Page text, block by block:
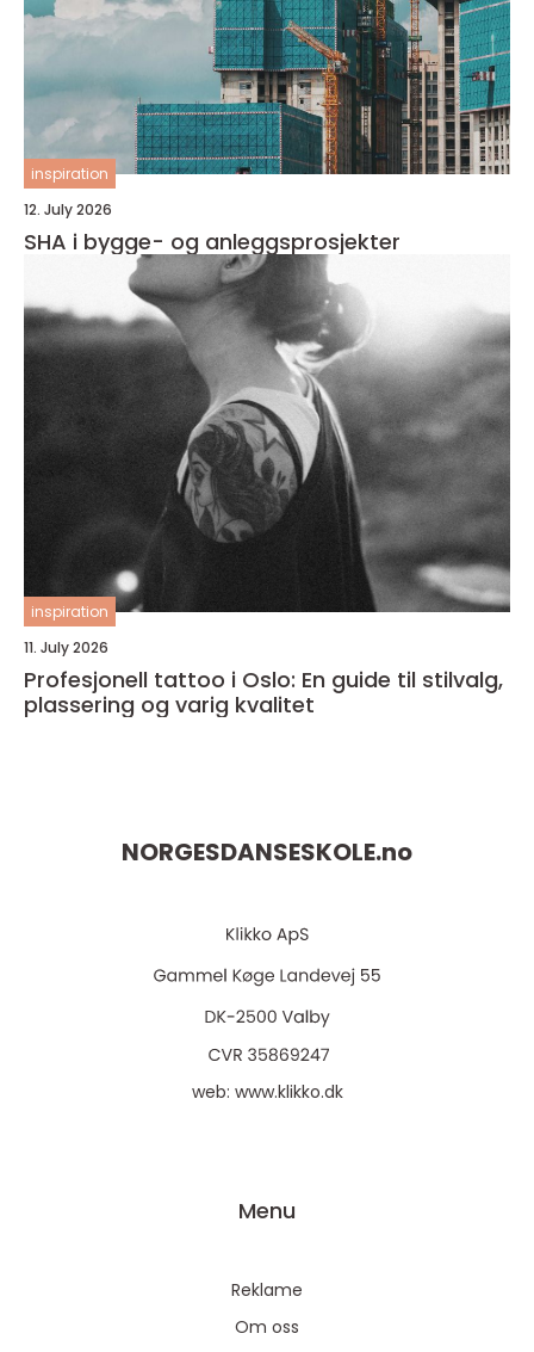
inspiration
12. July 2026
SHA i bygge- og anleggsprosjekter
inspiration
11. July 2026
Profesjonell tattoo i Oslo: En guide til stilvalg,
plassering og varig kvalitet
NORGESDANSESKOLE.no
web: www.klikko.dk
Menu
Reklame
Om oss